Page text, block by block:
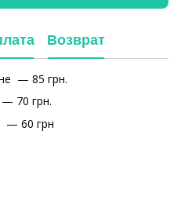
Возврат
— 85 грн.
70 грн.
— 60 грн